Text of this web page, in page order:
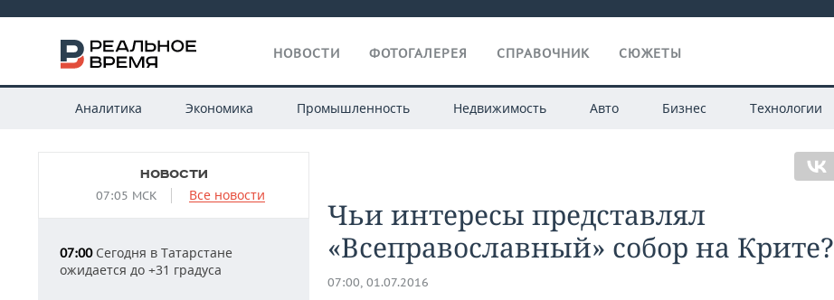
НОВОСТИ ФОТОГАЛЕРЕЯ СПРАВОЧНИК СЮЖЕТЫ
Аналитика Экономика Промышленность Недвижимость Авто Бизнес Технологии
НОВОСТИ
07:05 МСК Все новости
07:00Сегодня в Татарстане
ожидается до +31 градуса
Чьи интересы представлял
«Всеправославный» собор на Крите?
07:00, 01.07.2016